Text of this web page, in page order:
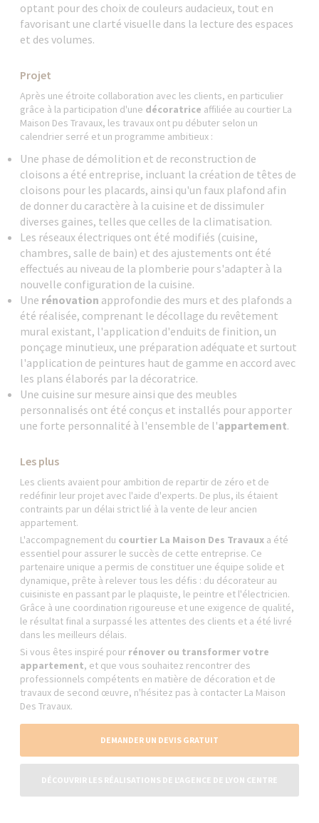
optant pour des choix de couleurs audacieux, tout en
favorisant une clarté visuelle dans la lecture des espaces
et des volumes.
Projet
Après une étroite collaboration avec les clients, en particulier
grâce à la participation d'une décoratrice affiliée au courtier La
Maison Des Travaux, les travaux ont pu débuter selon un
calendrier serré et un programme ambitieux :
Une phase de démolition et de reconstruction de
cloisons a été entreprise, incluant la création de têtes de
cloisons pour les placards, ainsi qu'un faux plafond afin
de donner du caractère à la cuisine et de dissimuler
diverses gaines, telles que celles de la climatisation.
Les réseaux électriques ont été modifiés (cuisine,
chambres, salle de bain) et des ajustements ont été
effectués au niveau de la plomberie pour s'adapter à la
nouvelle configuration de la cuisine.
Une rénovation approfondie des murs et des plafonds a
été réalisée, comprenant le décollage du revêtement
mural existant, l'application d'enduits de finition, un
ponçage minutieux, une préparation adéquate et surtout
l'application de peintures haut de gamme en accord avec
les plans élaborés par la décoratrice.
Une cuisine sur mesure ainsi que des meubles
personnalisés ont été conçus et installés pour apporter
une forte personnalité à l'ensemble de l'appartement.
Les plus
Les clients avaient pour ambition de repartir de zéro et de
redéfinir leur projet avec l'aide d'experts. De plus, ils étaient
contraints par un délai strict lié à la vente de leur ancien
appartement.
L'accompagnement du courtier La Maison Des Travaux a été
essentiel pour assurer le succès de cette entreprise. Ce
partenaire unique a permis de constituer une équipe solide et
dynamique, prête à relever tous les défis : du décorateur au
cuisiniste en passant par le plaquiste, le peintre et l'électricien.
Grâce à une coordination rigoureuse et une exigence de qualité,
le résultat final a surpassé les attentes des clients et a été livré
dans les meilleurs délais.
Si vous êtes inspiré pour rénover ou transformer votre
appartement, et que vous souhaitez rencontrer des
professionnels compétents en matière de décoration et de
travaux de second œuvre, n'hésitez pas à contacter La Maison
Des Travaux.
DEMANDER UN DEVIS GRATUIT
DÉCOUVRIR LES RÉALISATIONS DE L'AGENCE DE LYON CENTRE